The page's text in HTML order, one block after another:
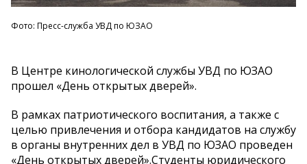
Фото: Пресс-служба УВД по ЮЗАО
В Центре кинологической службы УВД по ЮЗАО
прошел «День открытых дверей».
В рамках патриотического воспитания, а также с
целью привлечения и отбора кандидатов на службу
в органы внутренних дел в УВД по ЮЗАО проведен
«День открытых дверей».Студенты юридического